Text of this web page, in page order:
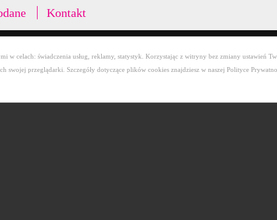
świadczenia usług, reklamy, statystyk. Korzystając z witryny bez zmiany ustawień
przeglądarki. Szczegóły dotyczące plików cookies znajdziesz w naszej Polityce
Kontakt